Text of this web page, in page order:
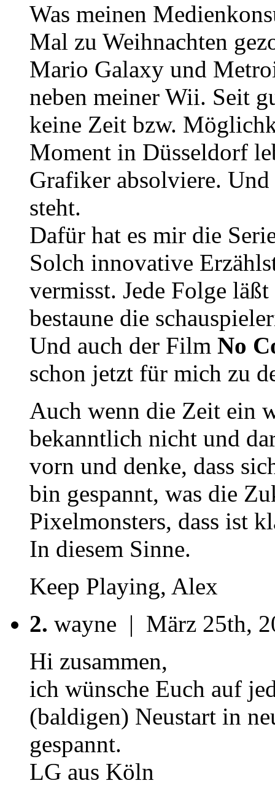
Was meinen
Mal zu Weihnachten
Mario Galaxy und
neben meiner Wii. Seit
keine Zeit bzw.
Moment in Düsseldorf
Grafiker absolviere.
steht.
Dafür hat es mir die
Solch innovative
vermisst. Jede Folge
bestaune die
Und auch der Film No
schon jetzt für mich zu
Auch wenn die Zeit ein
bekanntlich nicht und
vorn und denke, dass
bin gespannt, was die
Pixelmonsters, dass ist
In diesem Sinne.
Keep Playing, Alex
2. wayne | März 25th,
Hi zusammen,
ich wünsche Euch auf
(baldigen) Neustart in
gespannt.
LG aus Köln